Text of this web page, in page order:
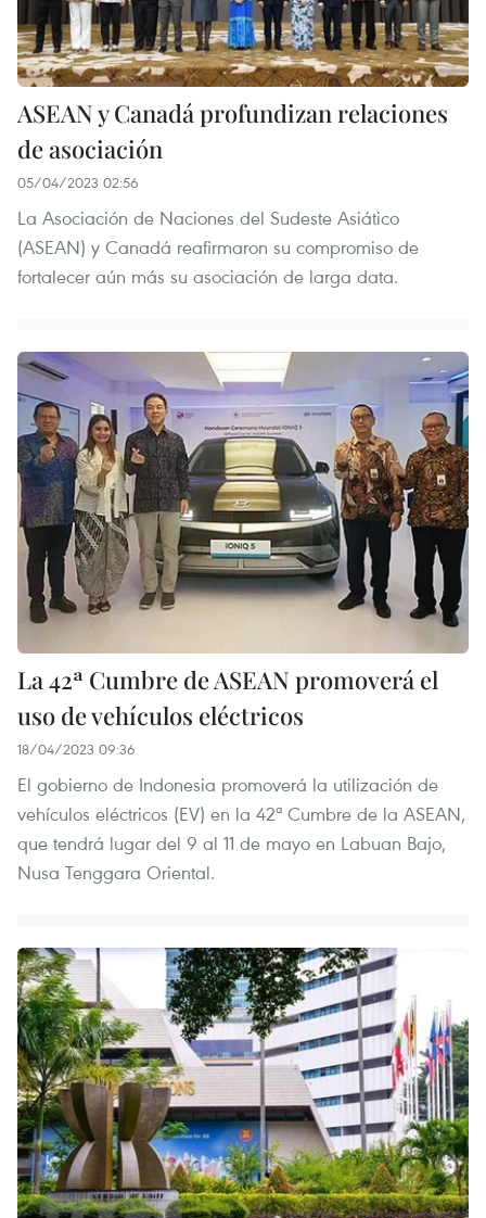
ASEAN y Canadá profundizan relaciones
de asociación
05/04/2023 02:56
La Asociación de Naciones del Sudeste Asiático
(ASEAN) y Canadá reafirmaron su compromiso de
fortalecer aún más su asociación de larga data.
La 42ª Cumbre de ASEAN promoverá el
uso de vehículos eléctricos
18/04/2023 09:36
El gobierno de Indonesia promoverá la utilización de
vehículos eléctricos (EV) en la 42ª Cumbre de la ASEAN,
que tendrá lugar del 9 al 11 de mayo en Labuan Bajo,
Nusa Tenggara Oriental.